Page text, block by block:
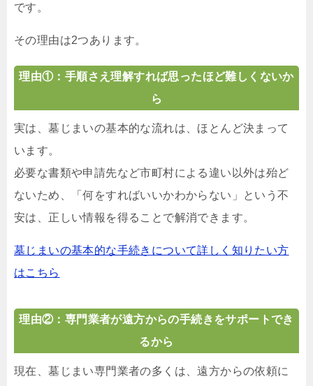
です。
その理由は2つあります。
理由①：手順さえ理解すれば思ったほど難しくないか
ら
実は、墓じまいの基本的な流れは、ほとんど決まって
います。
必要な書類や申請先など市町村による違い以外は殆ど
ないため、「何をすればいいかわからない」という不
安は、正しい情報を得ることで解消できます。
墓じまいの基本的な手続きについて詳しく知りたい方
はこちら
理由②：専門業者が遠方からの手続きをサポートでき
るから
現在、墓じまい専門業者の多くは、遠方からの依頼に